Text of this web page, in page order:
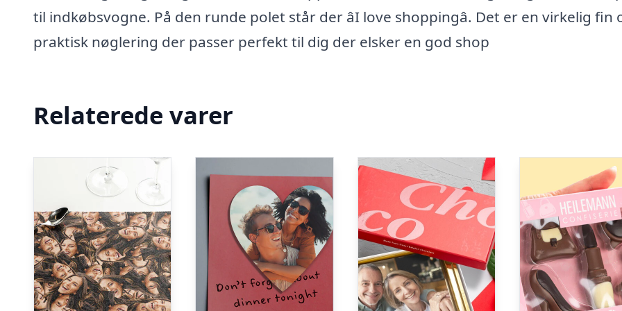
til indkøbsvogne. På den runde polet står der âI love shoppingâ. Det er en virkelig fin
praktisk nøglering der passer perfekt til dig der elsker en god shop
Relaterede varer